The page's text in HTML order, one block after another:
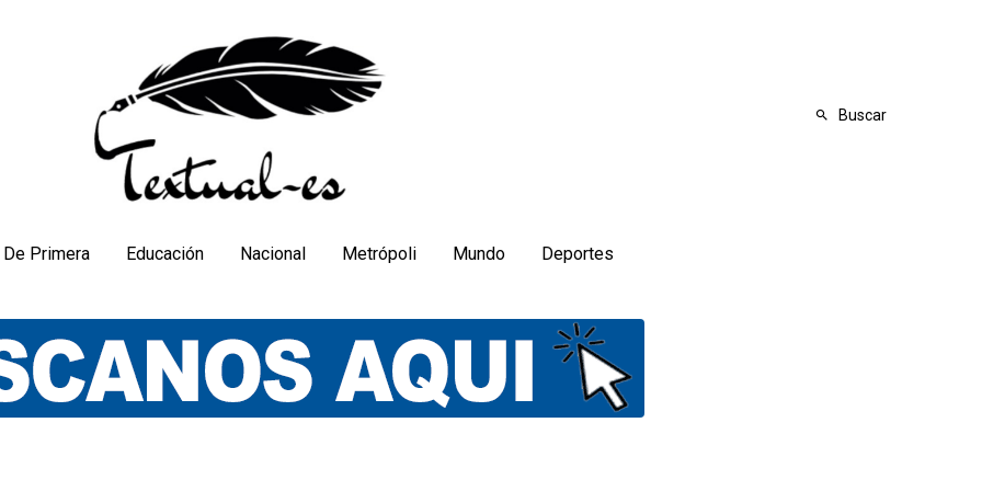
Buscar
De Primera Educación Nacional Metrópoli Mundo Deportes